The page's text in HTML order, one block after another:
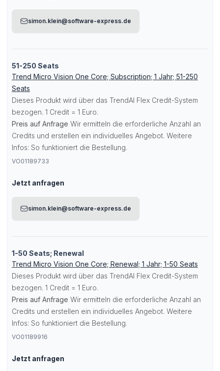
simon.klein@software-express.de
51-250 Seats
Trend Micro Vision One Core; Subscription; 1 Jahr; 51-250
Seats
Dieses Produkt wird über das TrendAI Flex Credit-System
bezogen. 1 Credit = 1 Euro.
Preis auf Anfrage Wir ermitteln die erforderliche Anzahl an
Credits und erstellen ein individuelles Angebot. Weitere
Infos: So funktioniert die Bestellung.
VO01189733
Jetzt anfragen
simon.klein@software-express.de
1-50 Seats; Renewal
Trend Micro Vision One Core; Renewal; 1 Jahr; 1-50 Seats
Dieses Produkt wird über das TrendAI Flex Credit-System
bezogen. 1 Credit = 1 Euro.
Preis auf Anfrage Wir ermitteln die erforderliche Anzahl an
Credits und erstellen ein individuelles Angebot. Weitere
Infos: So funktioniert die Bestellung.
VO01189916
Jetzt anfragen